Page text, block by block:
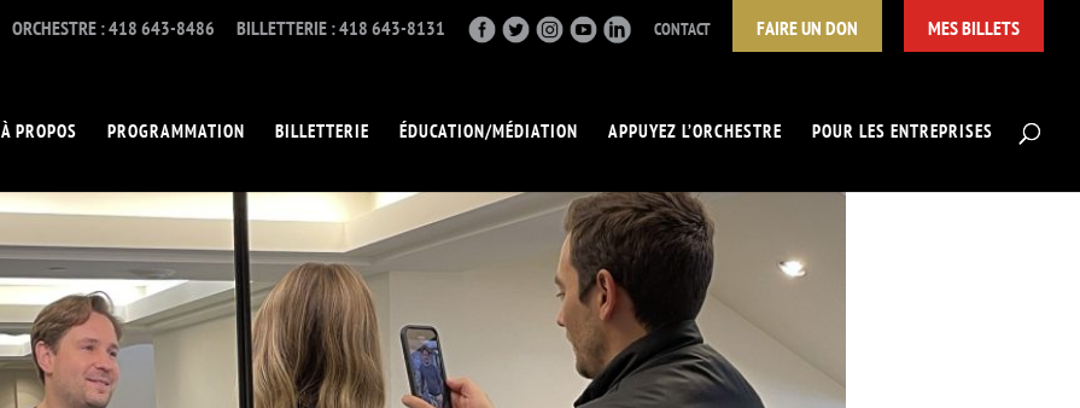
ORCHESTRE : 418 643-8486 BILLETTERIE : 418 643-8131 CONTACT FAIRE UN DON MES BILLETS
À PROPOS PROGRAMMATION BILLETTERIE ÉDUCATION/MÉDIATION APPUYEZ L’ORCHESTRE POUR LES ENTREPRISES